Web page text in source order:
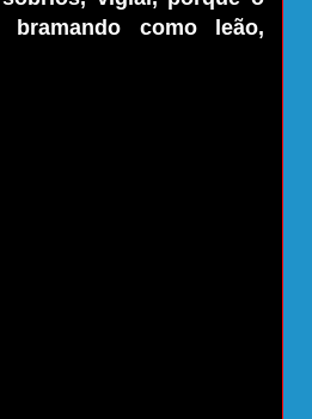
como leão,